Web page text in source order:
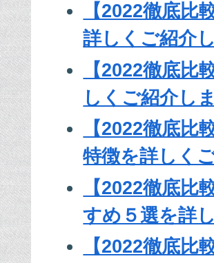
【2022徹底比
詳しくご紹介
【2022徹底
しくご紹介し
【2022徹底
特徴を詳しく
【2022徹底比
すめ５選を詳
【2022徹底比